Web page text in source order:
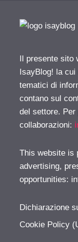
Il presente sito
IsayBlog! la
tematici di
contano sul
del settore.
collaborazioni:
This website is
advertising,
opportunities:
Dichiarazione
Cookie Policy